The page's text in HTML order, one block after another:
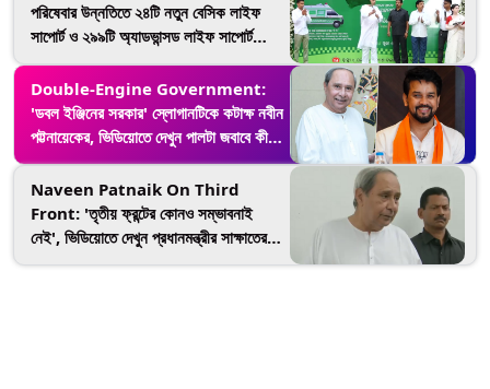
পরিষেবার উন্নতিতে ২৪টি নতুন বেসিক লাইফ
সাপোর্ট ও ২৯৯টি অ্যাডভান্সড লাইফ সাপোর্ট
অ্যাম্বুলেন্স উদ্বোধন নবীন পট্টনায়েক-এর (দেখুন
ভিডিও)
Double-Engine Government:
'ডবল ইঞ্জিনের সরকার' স্লোগানটিকে কটাক্ষ নবীন
পট্টনায়েকের, ভিডিয়োতে দেখুন পালটা জবাবে কী
বললেন অনুরাগ!
Naveen Patnaik On Third
Front: 'তৃতীয় ফ্রন্টের কোনও সম্ভাবনাই
নেই', ভিডিয়োতে দেখুন প্রধানমন্ত্রীর সাক্ষাতের